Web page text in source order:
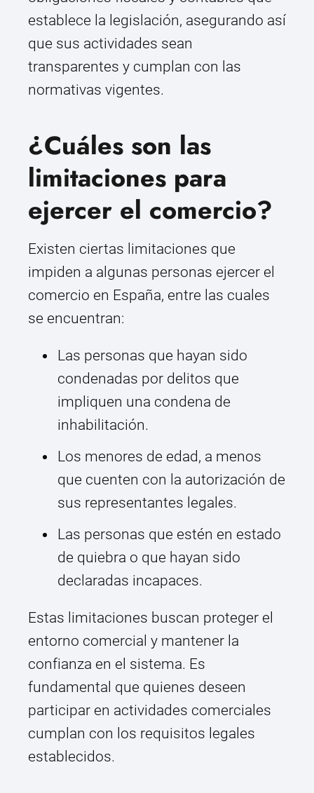
establece la legislación, asegurando así
que sus actividades sean
transparentes y cumplan con las
normativas vigentes.
¿Cuáles son las
limitaciones para
ejercer el comercio?
Existen ciertas limitaciones que
impiden a algunas personas ejercer el
comercio en España, entre las cuales
se encuentran:
Las personas que hayan sido
condenadas por delitos que
impliquen una condena de
inhabilitación.
Los menores de edad, a menos
que cuenten con la autorización de
sus representantes legales.
Las personas que estén en estado
de quiebra o que hayan sido
declaradas incapaces.
Estas limitaciones buscan proteger el
entorno comercial y mantener la
confianza en el sistema. Es
fundamental que quienes deseen
participar en actividades comerciales
cumplan con los requisitos legales
establecidos.